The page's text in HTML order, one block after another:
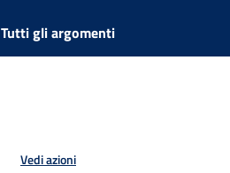
Tutti gli argomenti
Vedi azioni